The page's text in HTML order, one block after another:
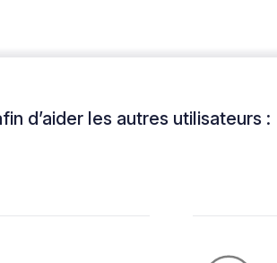
d’aider les autres utilisateurs :